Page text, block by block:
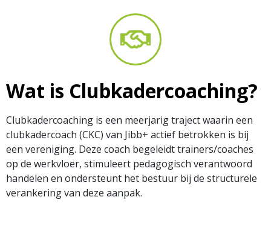
Wat is Clubkadercoaching?
Clubkadercoaching is een meerjarig traject waarin een
clubkadercoach (CKC) van Jibb+ actief betrokken is bij
een vereniging. Deze coach begeleidt trainers/coaches
op de werkvloer, stimuleert pedagogisch verantwoord
handelen en ondersteunt het bestuur bij de structurele
verankering van deze aanpak.